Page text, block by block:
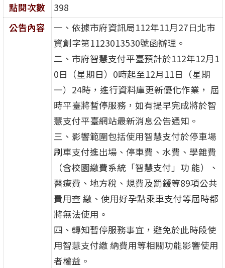
點閱次數
398
公告內容
一、依據市府資訊局112年11月27日北市
資創字第1123013530號函辦理。
二、市府智慧支付平臺預計於112年12月1
0日（星期日）0時起至12月11日（星期
一）24時，進行資料庫更新優化作業， 屆
時平臺將暫停服務，如有提早完成將於智
慧支付平臺網站最新消息公告通知。
三、影響範圍包括使用智慧支付於停車場
刷車支付進出場、停車費、水費、學雜費
（含校園繳費系統「智慧支付」功 能）、
醫療費、地方稅、規費及罰鍰等89項公共
費用查 繳、使用好孕點乘車支付等屆時都
將無法使用。
四、轉知暫停服務事宜，避免於此時段使
用智慧支付繳 納費用等相關功能影響使用
者權益。